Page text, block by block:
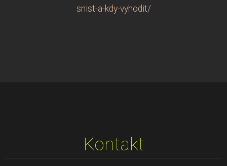
snist-a-kdy-vyhodit/
Kontakt